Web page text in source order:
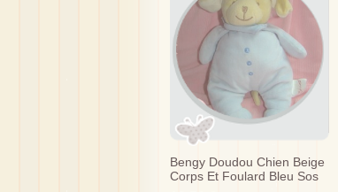
Bengy Doudou Chien Beige
Corps Et Foulard Bleu Sos